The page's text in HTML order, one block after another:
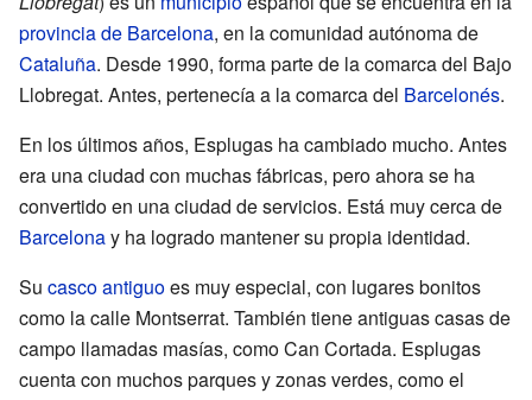
provincia de Barcelona, en la comunidad autónoma de
Cataluña. Desde 1990, forma parte de la comarca del Bajo
Llobregat. Antes, pertenecía a la comarca del Barcelonés.
En los últimos años, Esplugas ha cambiado mucho. Antes
era una ciudad con muchas fábricas, pero ahora se ha
convertido en una ciudad de servicios. Está muy cerca de
Barcelonay ha logrado mantener su propia identidad.
Su casco antiguoes muy especial, con lugares bonitos
como la calle Montserrat. También tiene antiguas casas de
campo llamadas masías, como Can Cortada. Esplugas
cuenta con muchos parques y zonas verdes, como el